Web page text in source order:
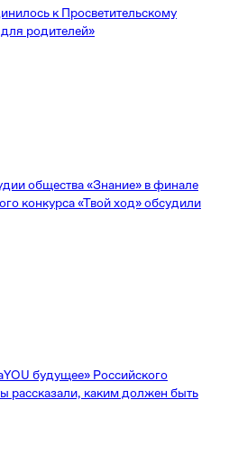
к Просветительскому
родителей»
общества «Знание» в финале
конкурса «Твой ход» обсудили
будущее» Российского
рассказали, каким должен быть